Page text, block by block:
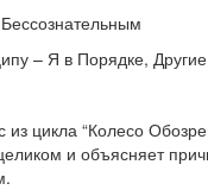
– Я в Порядке,
цикла “Колесо
и объясняет